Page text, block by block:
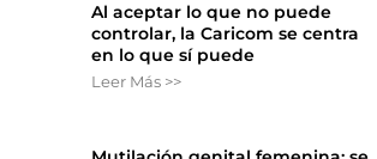
Al aceptar lo que no puede
controlar, la Caricom se centra
en lo que sí puede
Leer Más >>